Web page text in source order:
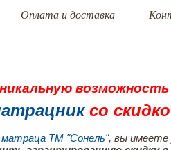
Оплата и доставка
со
матраца ТМ "Сонель", вы имеете